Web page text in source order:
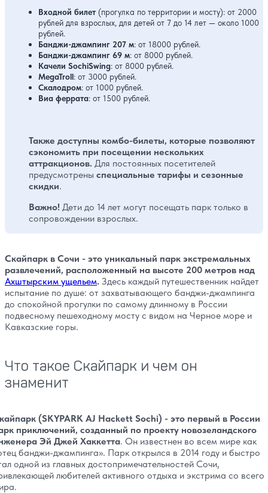
Входной билет (прогулка по территории и мосту): от 2000
рублей для взрослых, для детей от 7 до 14 лет — около 1000
рублей.
Банджи-джампинг 207 м: от 18000 рублей.
Банджи-джампинг 69 м: от 8000 рублей.
Качели SochiSwing: от 8000 рублей.
MegaTroll: от 3000 рублей.
Скалодром: от 1000 рублей.
Виа феррата: от 1500 рублей.
Также доступны комбо-билеты, которые позволяют
сэкономить при посещении нескольких
аттракционов. Для постоянных посетителей
предусмотрены специальные тарифы и сезонные
скидки.
Важно! Дети до 14 лет могут посещать парк только в
сопровождении взрослых.
Скайпарк в Сочи - это уникальный парк экстремальных
развлечений, расположенный на высоте 200 метров над
Ахштырским ущельем. Здесь каждый путешественник найдет
испытание по душе: от захватывающего банджи-джампинга
до спокойной прогулки по самому длинному в России
подвесному пешеходному мосту с видом на Черное море и
Кавказские горы.
Что такое Скайпарк и чем он
знаменит
(SKYPARK AJ Hackett Sochi) - это первый в России
приключений, созданный по проекту новозеландского
Эй Джей Хаккетта. Он известнен во всем мире как
банджи-джампинга». Парк открылся в 2014 году и быстро
одной из главных достопримечательностей Сочи,
любителей активного отдыха и экстрима со всего